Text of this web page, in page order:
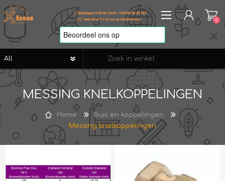
REGISTREREN
AANMELDEN
VERLANGLIJST
0
0
MESSING KNELKOPPELINGEN
Home
Buis en koppelingen
Messing knelkoppelingen